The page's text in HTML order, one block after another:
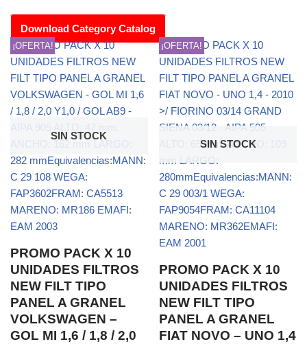
Download Category Catalog
SIN STOCK
¡OFERTA!
PROMO PACK X 10
UNIDADES FILTROS
NEW FILT TIPO
PANEL A GRANEL
VOLKSWAGEN –
GOL MI 1,6 / 1,8 / 2,0
SIN STOCK
¡OFERTA!
PROMO PACK X 10
UNIDADES FILTROS
NEW FILT TIPO
PANEL A GRANEL
FIAT NOVO – UNO 1,4